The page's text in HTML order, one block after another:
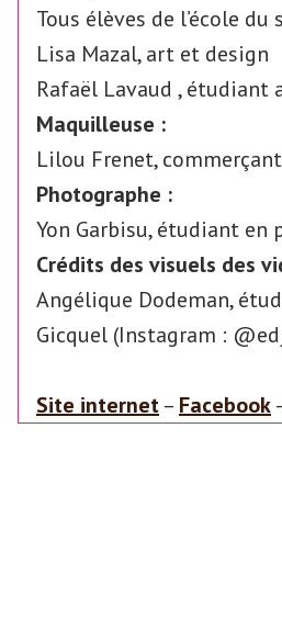
Tous élèves de l’école
Lisa Mazal, art et design
Rafaël Lavaud , étudiant
Maquilleuse :
Lilou Frenet,
Photographe :
Yon Garbisu, étudiant en
Crédits des visuels des
Angélique Dodeman,
Gicquel (Instagram :
Site internet– Facebook